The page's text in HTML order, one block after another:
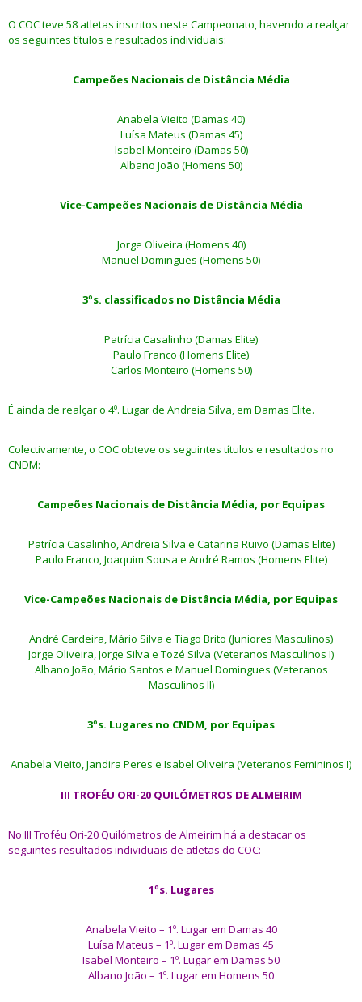
O COC teve 58 atletas inscritos neste Campeonato, havendo a realçar
os seguintes títulos e resultados individuais:
Campeões Nacionais de Distância Média
Anabela Vieito (Damas 40)
Luísa Mateus (Damas 45)
Isabel Monteiro (Damas 50)
Albano João (Homens 50)
Vice-Campeões Nacionais de Distância Média
Jorge Oliveira (Homens 40)
Manuel Domingues (Homens 50)
3ºs. classificados no Distância Média
Patrícia Casalinho (Damas Elite)
Paulo Franco (Homens Elite)
Carlos Monteiro (Homens 50)
É ainda de realçar o 4º. Lugar de Andreia Silva, em Damas Elite.
Colectivamente, o COC obteve os seguintes títulos e resultados no
CNDM:
Campeões Nacionais de Distância Média, por Equipas
Patrícia Casalinho, Andreia Silva e Catarina Ruivo (Damas Elite)
Paulo Franco, Joaquim Sousa e André Ramos (Homens Elite)
Vice-Campeões Nacionais de Distância Média, por Equipas
André Cardeira, Mário Silva e Tiago Brito (Juniores Masculinos)
Jorge Oliveira, Jorge Silva e Tozé Silva (Veteranos Masculinos I)
Albano João, Mário Santos e Manuel Domingues (Veteranos
Masculinos II)
3ºs. Lugares no CNDM, por Equipas
Anabela Vieito, Jandira Peres e Isabel Oliveira (Veteranos Femininos I)
III TROFÉU ORI-20 QUILÓMETROS DE ALMEIRIM
No III Troféu Ori-20 Quilómetros de Almeirim há a destacar os
seguintes resultados individuais de atletas do COC:
1ºs. Lugares
Anabela Vieito – 1º. Lugar em Damas 40
Luísa Mateus – 1º. Lugar em Damas 45
Isabel Monteiro – 1º. Lugar em Damas 50
Albano João – 1º. Lugar em Homens 50